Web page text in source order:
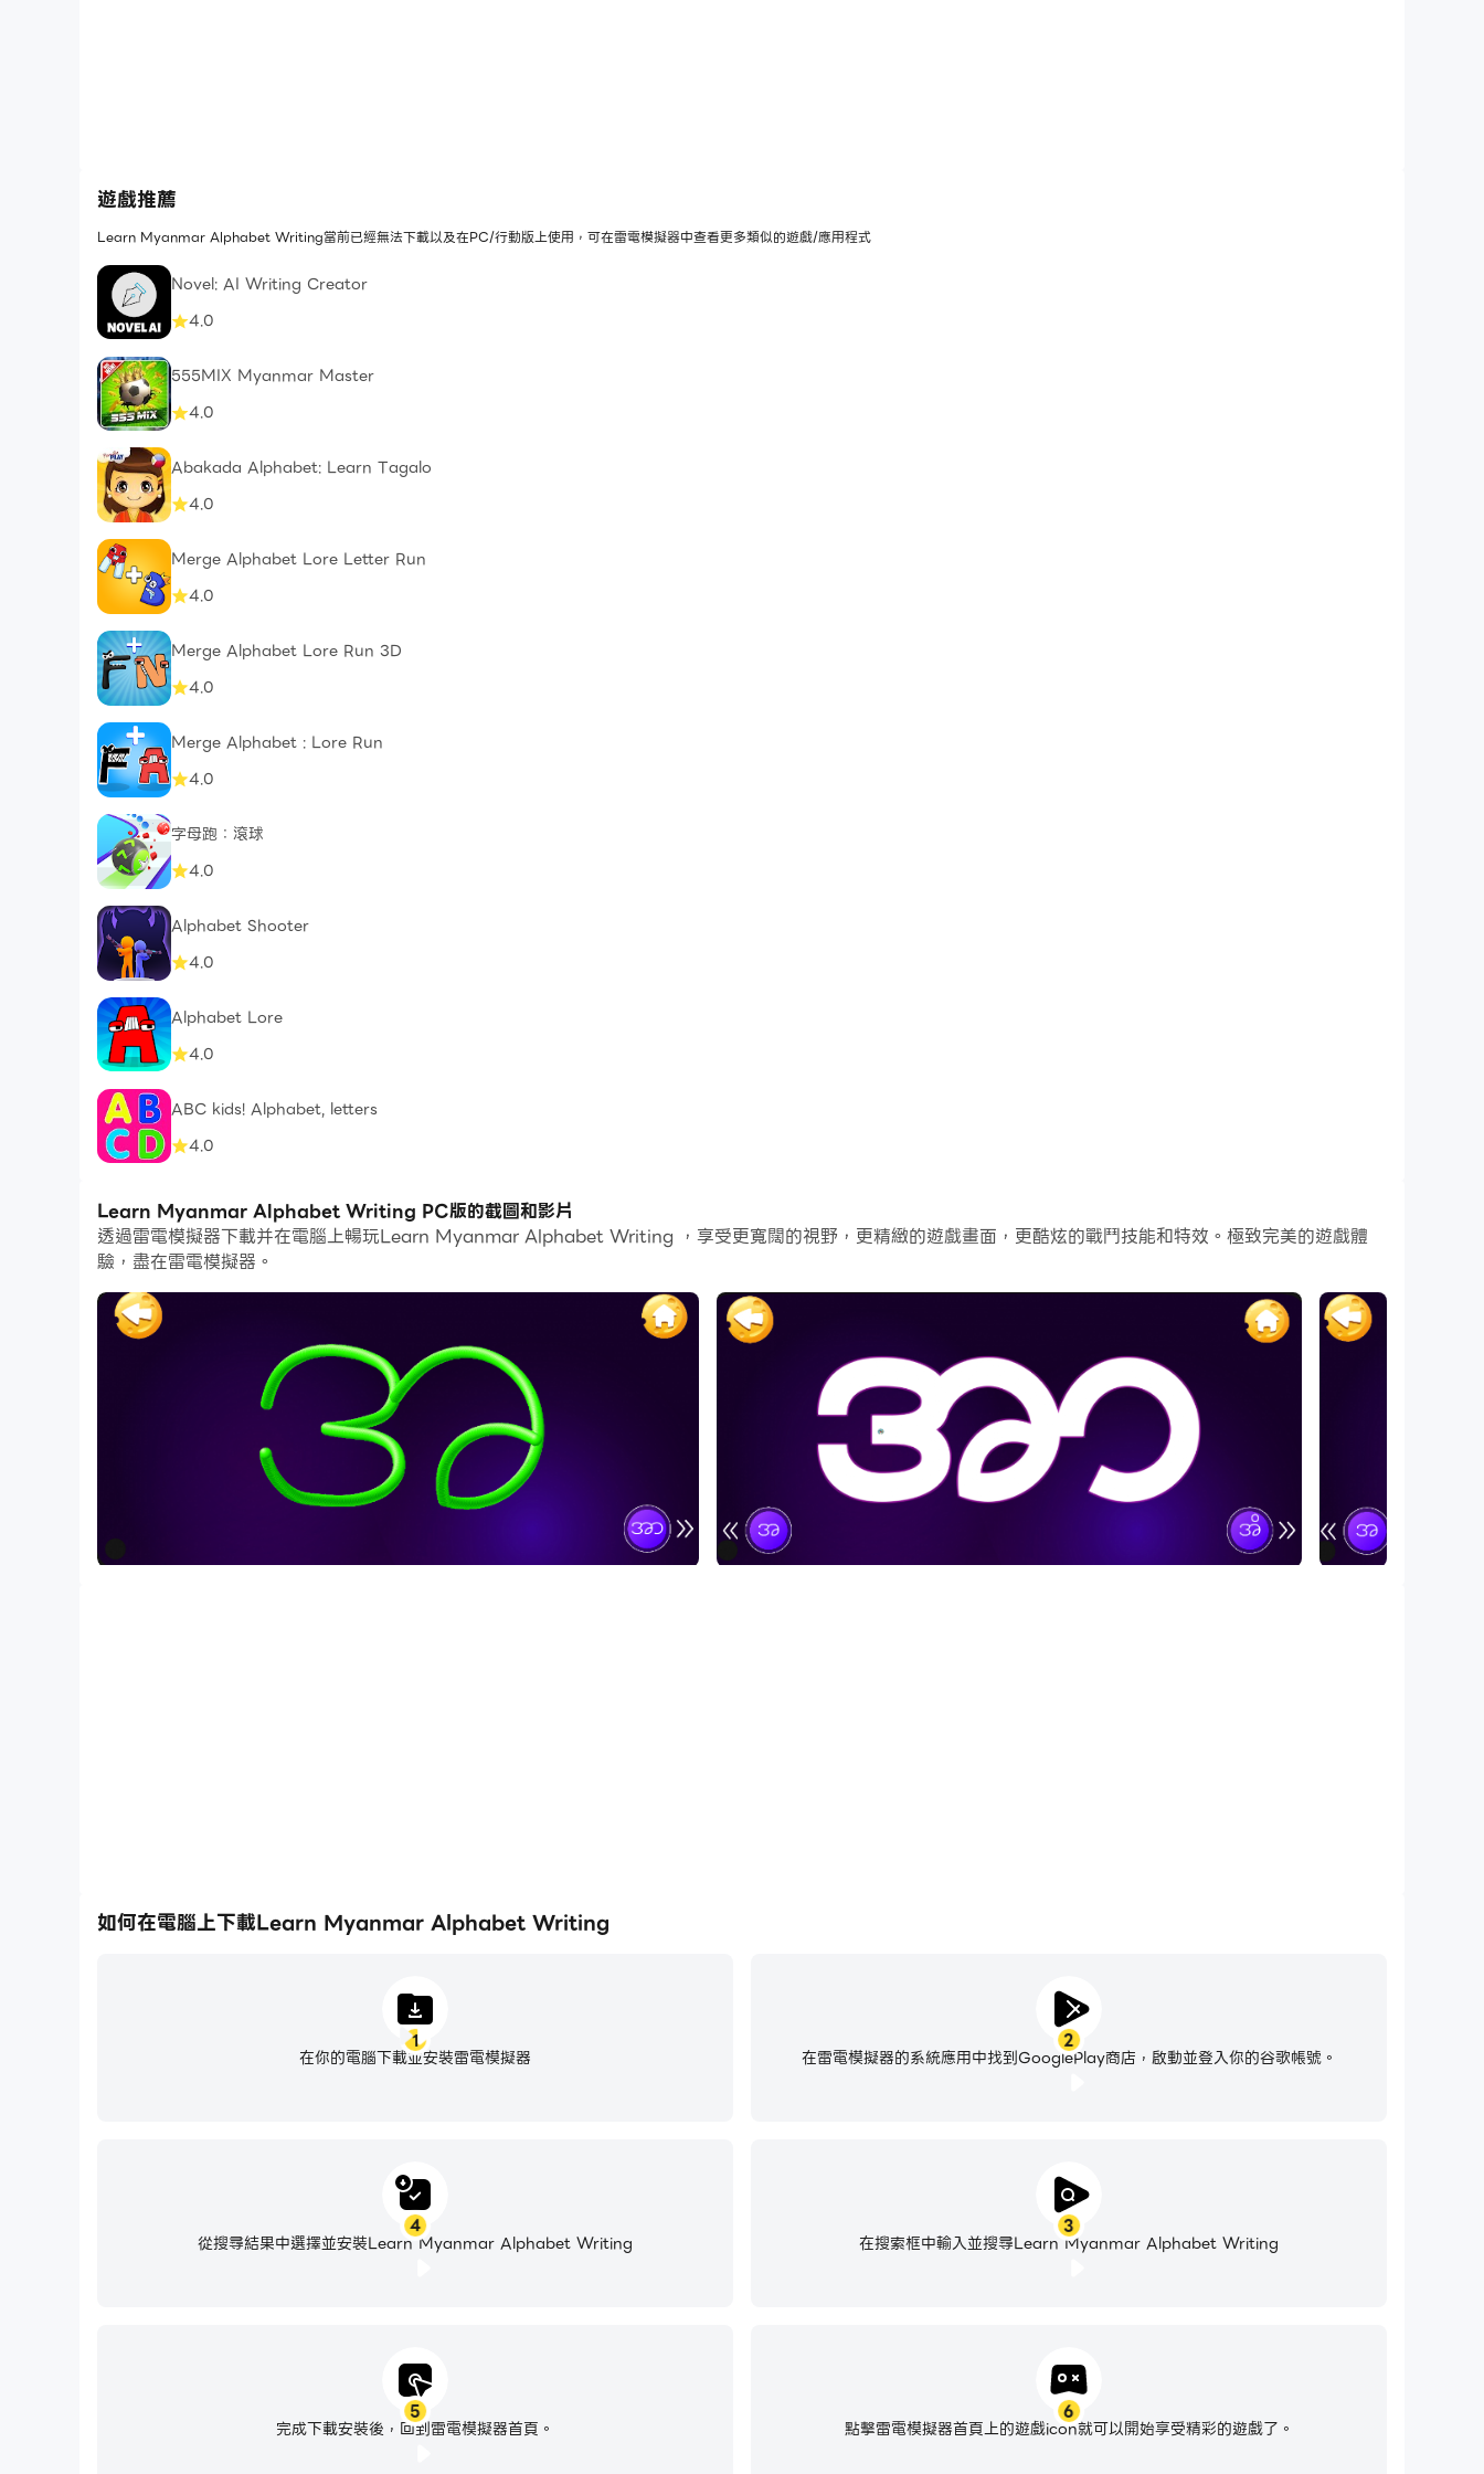
遊戲推薦
Learn Myanmar Alphabet Writing當前已經無法下載以及在PC/行動版上使用，可在雷電模擬器中查看更多類似的遊戲/應用程式
Novel: AI Writing Creator
4.0
555MIX Myanmar Master
4.0
Abakada Alphabet: Learn Tagalo
4.0
Merge Alphabet Lore Letter Run
4.0
Merge Alphabet Lore Run 3D
4.0
Merge Alphabet : Lore Run
4.0
字母跑：滾球
4.0
Alphabet Shooter
4.0
Alphabet Lore
4.0
ABC kids! Alphabet, letters
4.0
Learn Myanmar Alphabet Writing PC版的截圖和影片
透過雷電模擬器下載并在電腦上暢玩Learn Myanmar Alphabet Writing ，享受更寬闊的視野，更精緻的遊戲畫面，更酷炫的戰鬥技能和特效。極致完美的遊戲體
驗，盡在雷電模擬器。
如何在電腦上下載Learn Myanmar Alphabet Writing
1
在你的電腦下載並安裝雷電模擬器
2
在雷電模擬器的系統應用中找到GooglePlay商店，啟動並登入你的谷歌帳號。
3
在搜索框中輸入並搜尋Learn Myanmar Alphabet Writing
4
從搜尋結果中選擇並安裝Learn Myanmar Alphabet Writing
5
完成下載安裝後，回到雷電模擬器首頁。
6
點擊雷電模擬器首頁上的遊戲icon就可以開始享受精彩的遊戲了。